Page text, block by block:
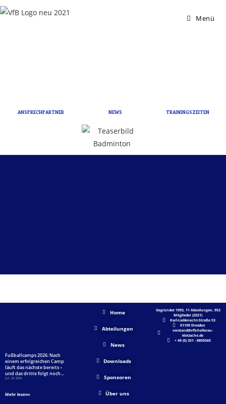
Menü
ANSPRECHPARTNER NEWS TRAININGSZEITEN
Fußballcamps 2026: Nach
einem erfolgreichen Camp
läuft das nächste bereits –
und das dritte folgt noch…
Juli 20, 2026
Mehr lesen»
Home
Abteilungen
News
Downloads
Sponsoren
Über uns
Gegründet 1993, 11 Abteilungen, 953
Mitglieder (2021)
Karl-Liebknecht-Straße 53
01109 Dresden
vorstand@vfb-hellerau-
klotzsche.de
+ 49 (0) 351 - 8805565